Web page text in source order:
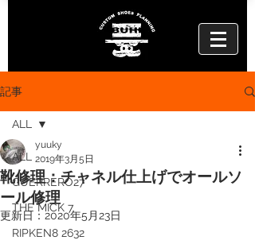
記事
ALL
GUERRERO27
THE MICK 7
RIPKEN8 2632
ALL
靴修理：チャネル仕上げでオールソ
ール修理
yuuky
2019年3月5日
更新日： 2020年5月23日